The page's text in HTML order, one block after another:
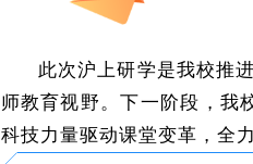
此次沪上研学是我校推
师教育视野。下一阶段，我
科技力量驱动课堂变革，全